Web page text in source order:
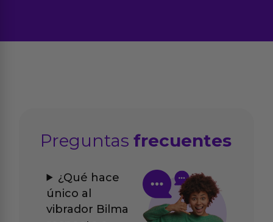
Preguntasfrecuentes
¿Qué hace
único al
vibrador Bilma